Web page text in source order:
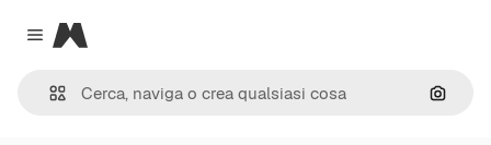
Close menu
Magnific
Cerca